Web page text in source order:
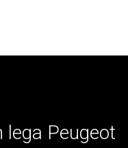
lega Peugeot